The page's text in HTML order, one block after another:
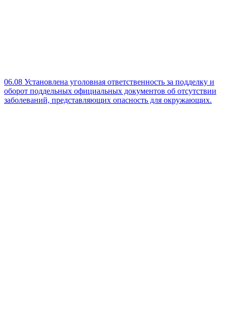
06.08 Установлена уголовная ответственность за подделку и
оборот поддельных официальных документов об отсутствии
заболеваний, представляющих опасность для окружающих.